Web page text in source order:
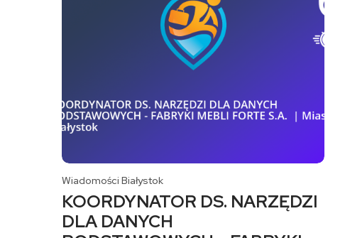
Wiadomości Białystok
KOORDYNATOR DS. NARZĘDZI
DLA DANYCH